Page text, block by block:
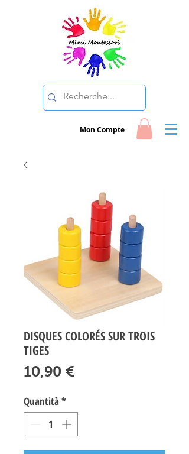
Mon Compte
DISQUES COLORÉS SUR TROIS
TIGES
10,90 €
Quantità *